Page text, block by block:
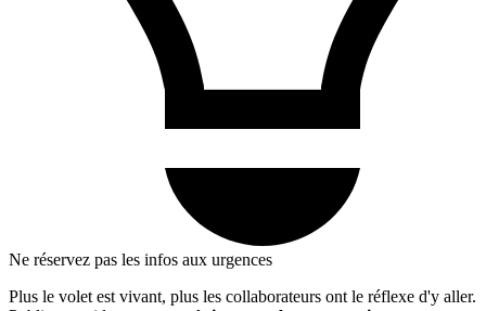
Ne réservez pas les infos aux urgences
Plus le volet est vivant, plus les collaborateurs ont le réflexe d'y aller.